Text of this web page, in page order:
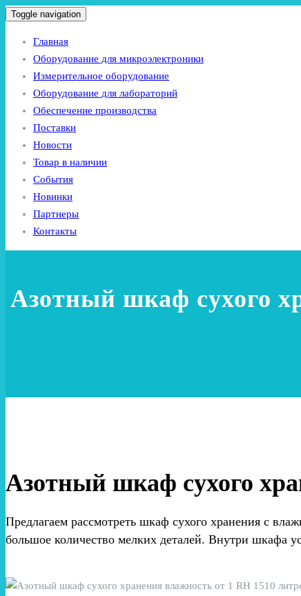
Toggle navigation
Главная
Оборудование для микроэлектроники
Измерительное оборудование
Оборудование для лабораторий
Обеспечение производства
Поставки
Новости
Товар в наличии
События
Новинки
Партнеры
Контакты
Азотный шкаф сухого
Азотный шкаф сухого
Предлагаем рассмотреть шкаф сухого хранения с
большое количество мелких деталей. Внутри шкафа